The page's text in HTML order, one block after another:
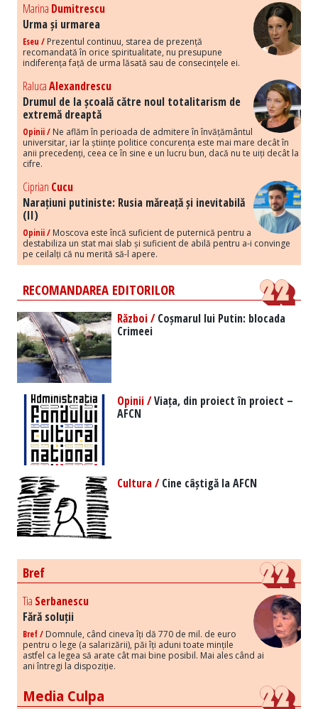
Marina Dumitrescu
Urma și urmarea
Eseu / Prezentul continuu, starea de prezență
recomandată în orice spiritualitate, nu presupune
indiferența față de urma lăsată sau de consecințele ei.
RalucaAlexandrescu
Drumul de la școală către noul totalitarism de
extremă dreaptă
Opinii / Ne aflăm în perioada de admitere în învățământul
universitar, iar la științe politice concurența este mai mare decât în
anii precedenți, ceea ce în sine e un lucru bun, dacă nu te uiți decât la
cifre.
Ciprian Cucu
Narațiuni putiniste: Rusia măreață și inevitabilă
(II)
Opinii / Moscova este încă suficient de puternică pentru a
destabiliza un stat mai slab și suficient de abilă pentru a-i convinge
pe ceilalți că nu merită să-l apere.
RECOMANDAREA EDITORILOR
Război /Coșmarul lui Putin: blocada
Crimeei
Opinii /Viața, din proiect în proiect –
AFCN
Cultura /Cine câștigă la AFCN
Bref
Tia Serbanescu
Fără soluții
Bref / Domnule, când cineva îți dă 770 de mil. de euro
pentru o lege (a salarizării), păi îți aduni toate mințile
astfel ca legea să arate cât mai bine posibil. Mai ales când ai
ani întregi la dispoziție.
Media Culpa